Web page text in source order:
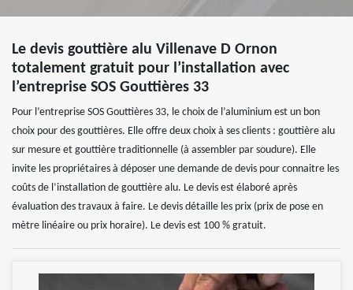
Le devis gouttière alu Villenave D Ornon
totalement gratuit pour l’installation avec
l’entreprise SOS Gouttières 33
Pour l’entreprise SOS Gouttières 33, le choix de l’aluminium est un bon
choix pour des gouttières. Elle offre deux choix à ses clients : gouttière alu
sur mesure et gouttière traditionnelle (à assembler par soudure). Elle
invite les propriétaires à déposer une demande de devis pour connaitre les
coûts de l’installation de gouttière alu. Le devis est élaboré après
évaluation des travaux à faire. Le devis détaille les prix (prix de pose en
mètre linéaire ou prix horaire). Le devis est 100 % gratuit.